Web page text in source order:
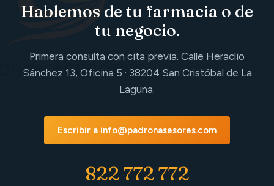
Hablemos de tu farmacia o de
tu negocio.
Primera consulta con cita previa. Calle Heraclio
Sánchez 13, Oficina 5 · 38204 San Cristóbal de La
Laguna.
Escribir a info@padronasesores.com
822 772 772